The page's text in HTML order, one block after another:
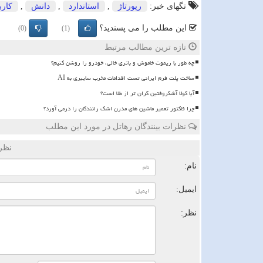
تگهای خبر: رپورتاژ استاندارد دانش
این مطلب را می پسندید؟ (1)
(0)
تازه ترین مطالب مرتبط
چه طور با ریموت خاموش و باتری خالی، خودرو را روشن کنیم؟
ساخت پلت فرم ایرانی تست اقدامات مخرب سایبری به AI
آیا کولا آشکروفتین گران تر از طلا است؟
چرا فاکتور تعمیر ماشین های مدرن اشک رانندگان را درمی آورد؟
نظرات بینندگان رهاتل در مورد این مطلب
نام:
ایمیل:
نظر: